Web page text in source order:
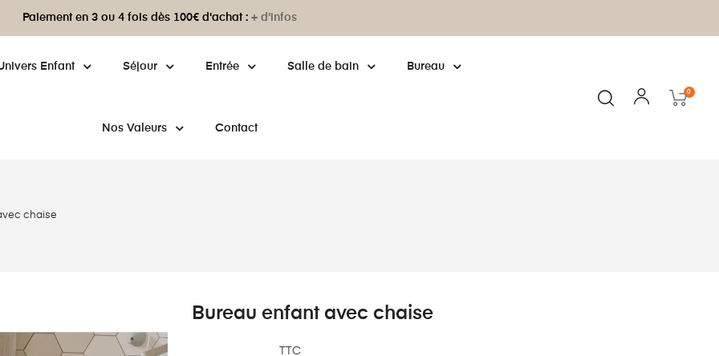
Paiement en 3 ou 4 fois dès 100€ d'achat : + d'infos
Enfant Séjour Entrée Salle de bain Bureau
Nos Valeurs Contact
0
chaise
Bureau enfant avec chaise
TTC